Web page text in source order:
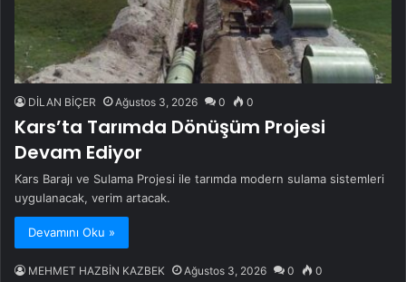
DİLAN BİÇER Ağustos 3, 2026 0 0
Kars’ta Tarımda Dönüşüm Projesi
Devam Ediyor
Kars Barajı ve Sulama Projesi ile tarımda modern sulama sistemleri
uygulanacak, verim artacak.
Devamını Oku »
MEHMET HAZBİN KAZBEK Ağustos 3, 2026 0 0